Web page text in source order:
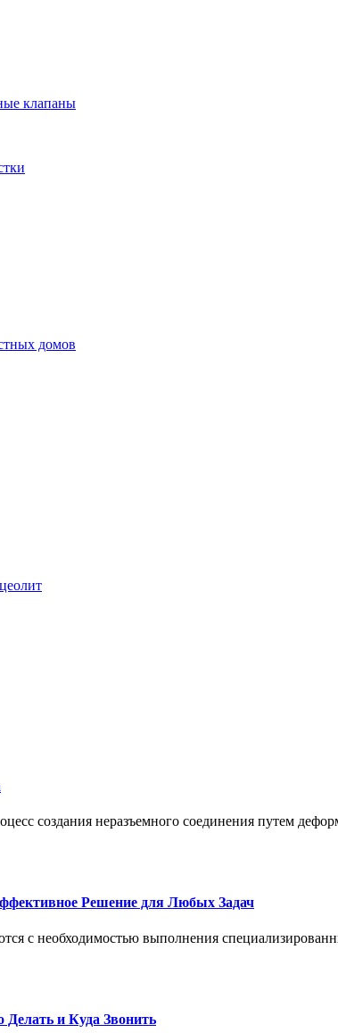
клапаны
домов
создания неразъемного соединения путем
Решение для Любых Задач
с необходимостью выполнения
и Куда Звонить